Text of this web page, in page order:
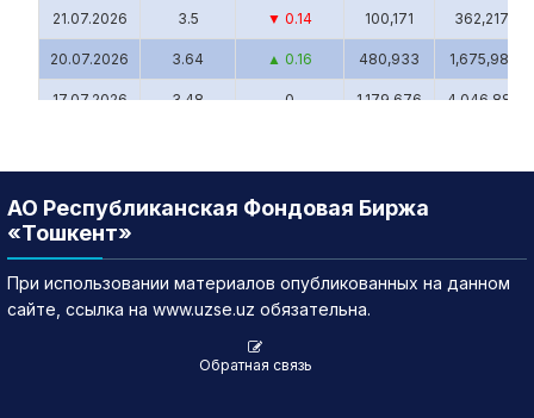
21.07.2026 3.5 ▼ 0.14 100,171 362,217.64
20.07.2026 3.64 ▲ 0.16 480,933
17.07.2026 3.48 0 1,179,676
14.07.2026 3.48 ▼ 0.1 552,656
13.07.2026 3.58 ▼ 0.07 51,919 183,781.35
10.07.2026 3.65 ▲ 0.07 1,300,873
АО Республиканская Фондовая Биржа
«Тошкент»
При использовании материалов опубликованных на данном
сайте, ссылка на www.uzse.uz обязательна.
Обратная связь